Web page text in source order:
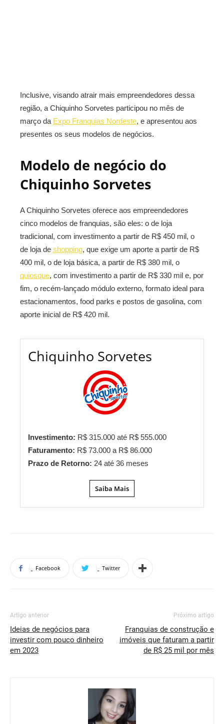
Inclusive, visando atrair mais empreendedores dessa
região, a Chiquinho Sorvetes participou no mês de
março da Expo Franquias Nordeste, e apresentou aos
presentes os seus modelos de negócios.
Modelo de negócio do
Chiquinho Sorvetes
A Chiquinho Sorvetes oferece aos empreendedores
cinco modelos de franquias, são eles: o de loja
tradicional, com investimento a partir de R$ 450 mil, o
de loja de shopping, que exige um aporte a partir de R$
400 mil, o de loja básica, a partir de R$ 380 mil, o
quiosque, com investimento a partir de R$ 330 mil e, por
fim, o recém-lançado módulo externo, formato ideal para
estacionamentos, food parks e postos de gasolina, com
aporte inicial de R$ 420 mil.
Chiquinho Sorvetes
Investimento: R$ 315.000 até R$ 555.000
Faturamento: R$ 73.000 a R$ 86.000
Prazo de Retorno: 24 até 36 meses
Saiba Mais
Facebook Twitter
Artigo anterior
Ideias de negócios para
investir com pouco dinheiro
em 2023
Próximo artigo
Franquias de construção e
imóveis que faturam a partir
de R$ 25 mil por mês